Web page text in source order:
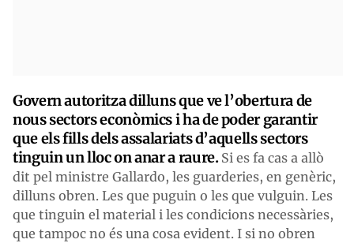
Govern autoritza dilluns que ve l’obertura de
nous sectors econòmics i ha de poder garantir
que els fills dels assalariats d’aquells sectors
tinguin un lloc on anar a raure.Si es fa cas a allò
dit pel ministre Gallardo, les guarderies, en genèric,
dilluns obren. Les que puguin o les que vulguin. Les
que tinguin el material i les condicions necessàries,
que tampoc no és una cosa evident. I si no obren